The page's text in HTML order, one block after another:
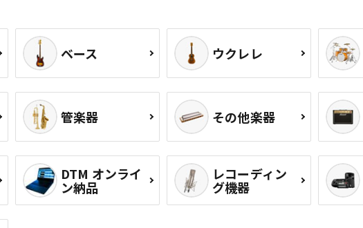
ベース ウクレレ
管楽器 その他楽器
DTM オンライ
ン納品
レコーディン
グ機器